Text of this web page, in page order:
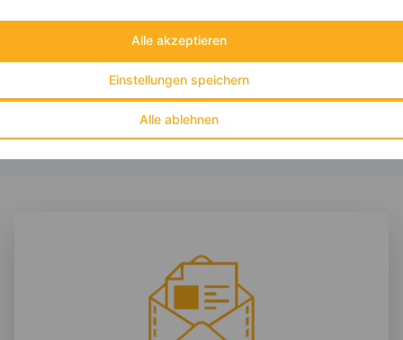
Alle ablehnen
Einstellungen speichern
Alle akzeptieren
‹ ›
Eiweiß:9 g
Kohlehydrate:43 g